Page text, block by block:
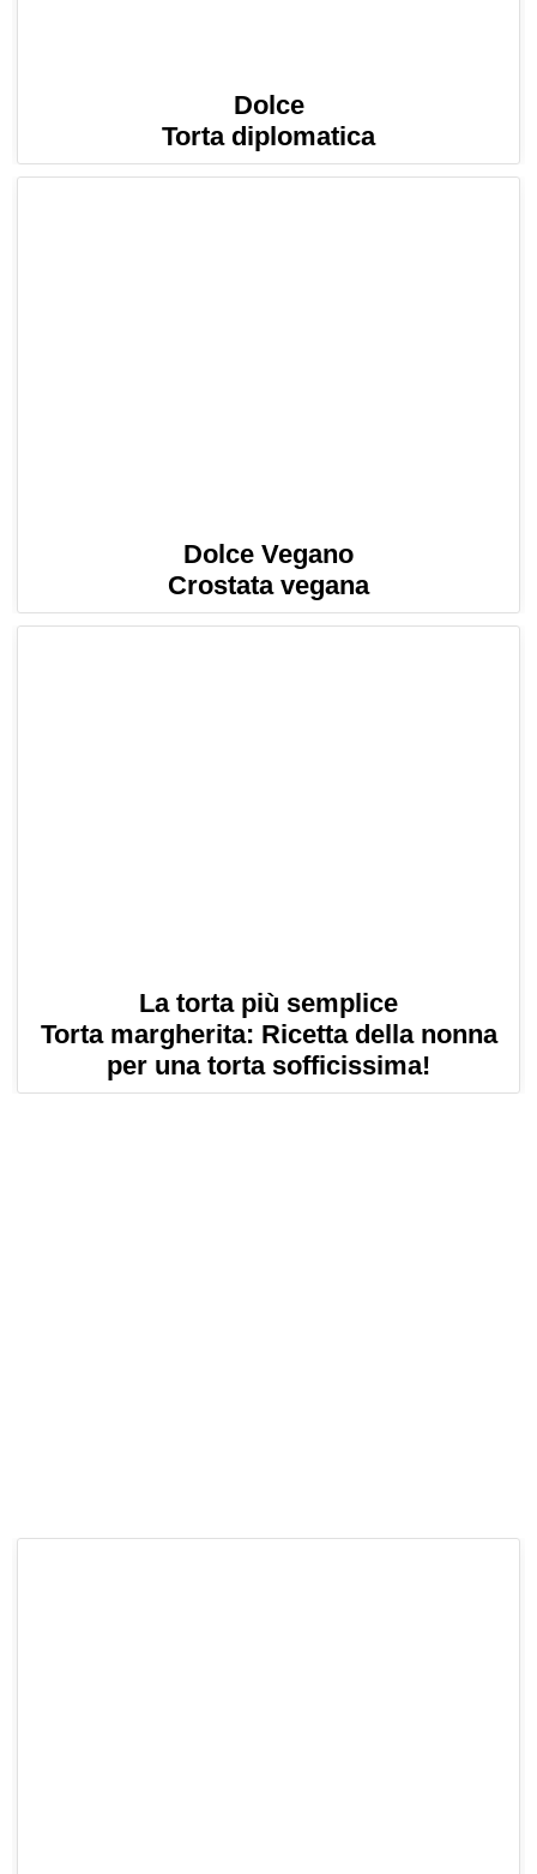
Dolce
Torta diplomatica
Dolce Vegano
Crostata vegana
La torta più semplice
Torta margherita: Ricetta della nonna
per una torta sofficissima!